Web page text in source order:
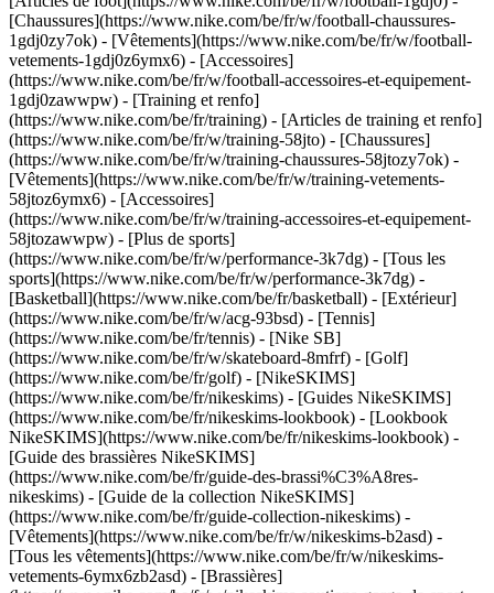
[Chaussures](https://www.nike.com/be/fr/w/football-chaussures-
1gdj0zy7ok) - [Vêtements](https://www.nike.com/be/fr/w/football-
vetements-1gdj0z6ymx6) - [Accessoires]
(https://www.nike.com/be/fr/w/football-accessoires-et-equipement-
1gdj0zawwpw) - [Training et renfo]
(https://www.nike.com/be/fr/training) - [Articles de training et renfo]
(https://www.nike.com/be/fr/w/training-58jto) - [Chaussures]
(https://www.nike.com/be/fr/w/training-chaussures-58jtozy7ok) -
[Vêtements](https://www.nike.com/be/fr/w/training-vetements-
58jtoz6ymx6) - [Accessoires]
(https://www.nike.com/be/fr/w/training-accessoires-et-equipement-
58jtozawwpw) - [Plus de sports]
(https://www.nike.com/be/fr/w/performance-3k7dg) - [Tous les
sports](https://www.nike.com/be/fr/w/performance-3k7dg) -
[Basketball](https://www.nike.com/be/fr/basketball) - [Extérieur]
(https://www.nike.com/be/fr/w/acg-93bsd) - [Tennis]
(https://www.nike.com/be/fr/tennis) - [Nike SB]
(https://www.nike.com/be/fr/w/skateboard-8mfrf) - [Golf]
(https://www.nike.com/be/fr/golf) - [NikeSKIMS]
(https://www.nike.com/be/fr/nikeskims) - [Guides NikeSKIMS]
(https://www.nike.com/be/fr/nikeskims-lookbook) - [Lookbook
NikeSKIMS](https://www.nike.com/be/fr/nikeskims-lookbook) -
[Guide des brassières NikeSKIMS]
(https://www.nike.com/be/fr/guide-des-brassi%C3%A8res-
nikeskims) - [Guide de la collection NikeSKIMS]
(https://www.nike.com/be/fr/guide-collection-nikeskims) -
[Vêtements](https://www.nike.com/be/fr/w/nikeskims-b2asd) -
[Tous les vêtements](https://www.nike.com/be/fr/w/nikeskims-
vetements-6ymx6zb2asd) - [Brassières]